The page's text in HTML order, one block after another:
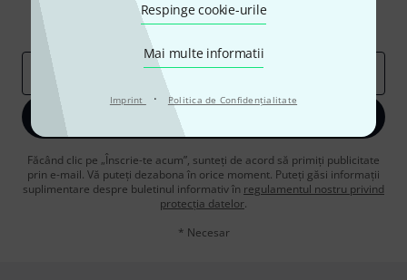
Respinge cookie-urile
Mai multe informatii
Imprint · Politica de Confidenţialitate
Contribuții inspiraționale
Perspectivele Thomann
Înscrie-te acum
Făcând clic pe „Înscrie-te acum”, sunteți de acord să primiți publicitate
prin e-mail. Vă puteți dezabona în orice moment. Puteți găsi informații
suplimentare despre buletinul informativ în regulamentul nostru privind
protecția datelor.
* Necesar